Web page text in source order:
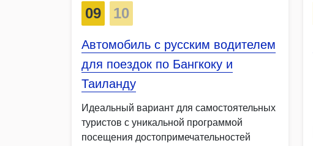
09 10
Автомобиль с русским водителем
для поездок по Бангкоку и
Таиланду
Идеальный вариант для самостоятельных
туристов с уникальной программой
посещения достопримечательностей